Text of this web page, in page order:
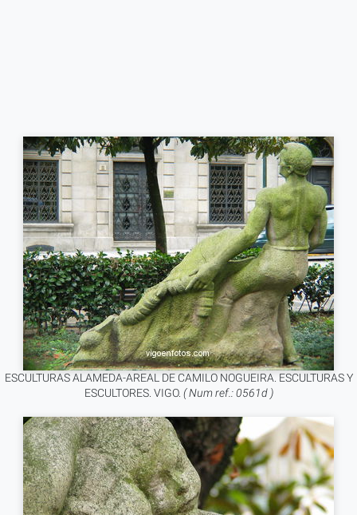
ESCULTURAS ALAMEDA-AREAL DE CAMILO NOGUEIRA. ESCULTURAS Y
ESCULTORES. VIGO. ( Num ref.: 0561d )